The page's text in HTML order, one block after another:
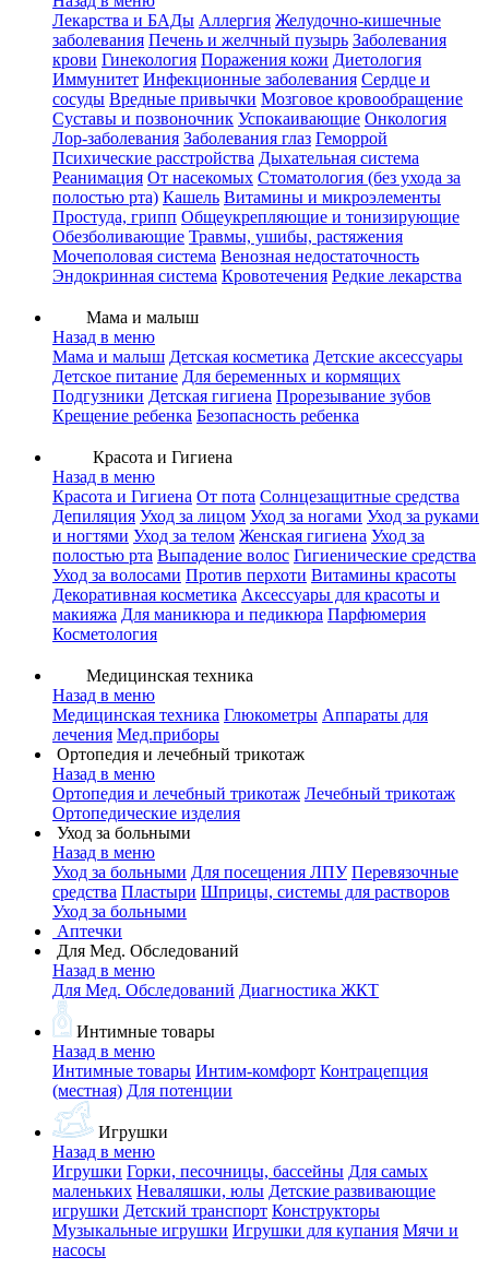
Лекарства и БАДы Аллергия Желудочно-кишечные
заболевания Печень и желчный пузырь Заболевания
крови Гинекология Поражения кожи Диетология
Иммунитет Инфекционные заболевания Сердце и
сосуды Вредные привычки Мозговое кровообращение
Суставы и позвоночник Успокаивающие Онкология
Лор-заболевания Заболевания глаз Геморрой
Психические расстройства Дыхательная система
Реанимация От насекомых Стоматология (без ухода за
полостью рта) Кашель Витамины и микроэлементы
Простуда, грипп Общеукрепляющие и тонизирующие
Обезболивающие Травмы, ушибы, растяжения
Мочеполовая система Венозная недостаточность
Эндокринная система Кровотечения Редкие лекарства
Мама и малыш
Назад в меню
Мама и малыш Детская косметика Детские аксессуары
Детское питание Для беременных и кормящих
Подгузники Детская гигиена Прорезывание зубов
Крещение ребенка Безопасность ребенка
Красота и Гигиена
Назад в меню
Красота и Гигиена От пота Солнцезащитные средства
Депиляция Уход за лицом Уход за ногами Уход за руками
и ногтями Уход за телом Женская гигиена Уход за
полостью рта Выпадение волос Гигиенические средства
Уход за волосами Против перхоти Витамины красоты
Декоративная косметика Аксессуары для красоты и
макияжа Для маникюра и педикюра Парфюмерия
Косметология
Медицинская техника
Назад в меню
Медицинская техника Глюкометры Аппараты для
лечения Мед.приборы
Ортопедия и лечебный трикотаж
Назад в меню
Ортопедия и лечебный трикотаж Лечебный трикотаж
Ортопедические изделия
Уход за больными
Назад в меню
Уход за больными Для посещения ЛПУ Перевязочные
средства Пластыри Шприцы, системы для растворов
Уход за больными
Аптечки
Для Мед. Обследований
Назад в меню
Для Мед. Обследований Диагностика ЖКТ
Интимные товары
Назад в меню
Интимные товары Интим-комфорт Контрацепция
(местная) Для потенции
Игрушки
Назад в меню
Игрушки Горки, песочницы, бассейны Для самых
маленьких Неваляшки, юлы Детские развивающие
игрушки Детский транспорт Конструкторы
Музыкальные игрушки Игрушки для купания Мячи и
насосы